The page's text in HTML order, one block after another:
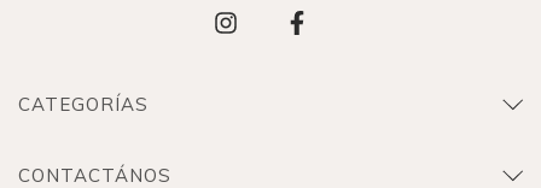
CATEGORÍAS
CONTACTÁNOS